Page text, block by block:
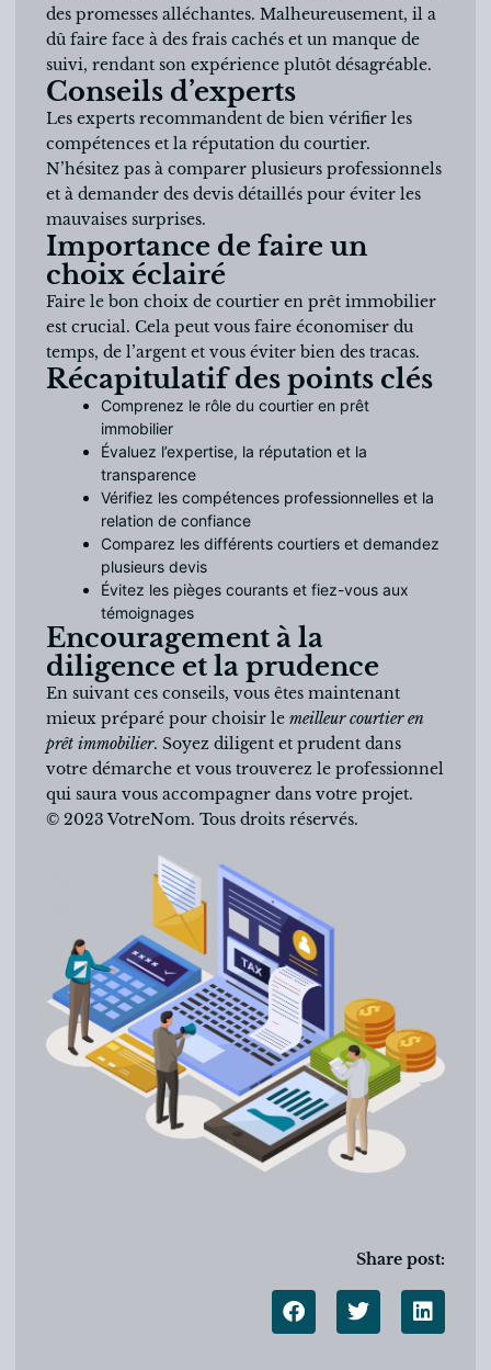
des promesses alléchantes. Malheureusement, il a
dû faire face à des frais cachés et un manque de
suivi, rendant son expérience plutôt désagréable.
Conseils d’experts
Les experts recommandent de bien vérifier les
compétences et la réputation du courtier.
N’hésitez pas à comparer plusieurs professionnels
et à demander des devis détaillés pour éviter les
mauvaises surprises.
Importance de faire un
choix éclairé
Faire le bon choix de courtier en prêt immobilier
est crucial. Cela peut vous faire économiser du
temps, de l’argent et vous éviter bien des tracas.
Récapitulatif des points clés
Comprenez le rôle du courtier en prêt
immobilier
Évaluez l’expertise, la réputation et la
transparence
Vérifiez les compétences professionnelles et la
relation de confiance
Comparez les différents courtiers et demandez
plusieurs devis
Évitez les pièges courants et fiez-vous aux
témoignages
Encouragement à la
diligence et la prudence
En suivant ces conseils, vous êtes maintenant
mieux préparé pour choisir le meilleur courtier en
prêt immobilier. Soyez diligent et prudent dans
votre démarche et vous trouverez le professionnel
qui saura vous accompagner dans votre projet.
© 2023 VotreNom. Tous droits réservés.
Share post: